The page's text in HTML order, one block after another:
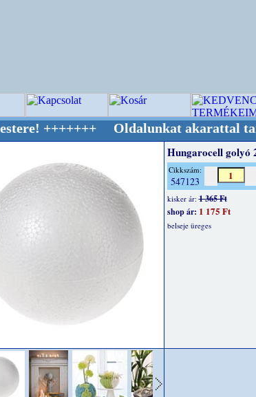
Oldalunkat akarattal tartjuk
Hungarocell golyó
Cikkszám:
547123
kisker ár:1 365 Ft
shop ár: 1 175 Ft
belseje üreges